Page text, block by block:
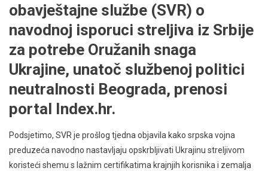
obavještajne službe (SVR) o
navodnoj isporuci streljiva iz Srbije
za potrebe Oružanih snaga
Ukrajine, unatoč službenoj politici
neutralnosti Beograda, prenosi
portal Index.hr.
Podsjetimo, SVR je prošlog tjedna objavila kako srpska vojna
preduzeća navodno nastavljaju opskrbljivati Ukrajinu streljivom
koristeći shemu s lažnim certifikatima krajnjih korisnika i zemalja